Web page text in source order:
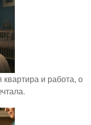
и работа, о